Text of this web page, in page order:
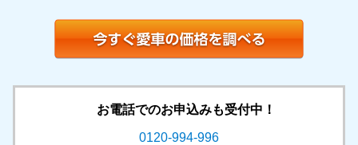
お電話でのお申込みも受付中！
0120-994-996